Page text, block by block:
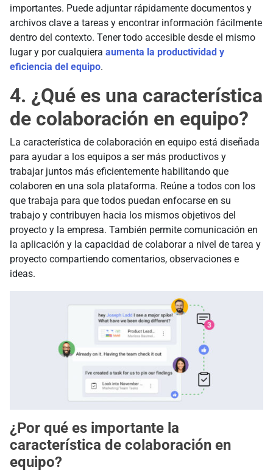
importantes. Puede adjuntar rápidamente documentos y
archivos clave a tareas y encontrar información fácilmente
dentro del contexto. Tener todo accesible desde el mismo
lugar y por cualquiera aumenta la productividad y
eficiencia del equipo.
4. ¿Qué es una característica
de colaboración en equipo?
La característica de colaboración en equipo está diseñada
para ayudar a los equipos a ser más productivos y
trabajar juntos más eficientemente habilitando que
colaboren en una sola plataforma. Reúne a todos con los
que trabaja para que todos puedan enfocarse en su
trabajo y contribuyen hacia los mismos objetivos del
proyecto y la empresa. También permite comunicación en
la aplicación y la capacidad de colaborar a nivel de tarea y
proyecto compartiendo comentarios, observaciones e
ideas.
¿Por qué es importante la
característica de colaboración en
equipo?